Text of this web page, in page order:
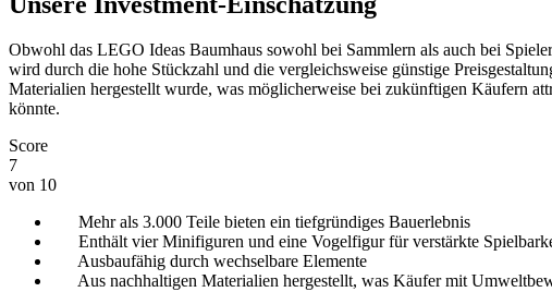
Obwohl das LEGO Ideas Baumhaus sowohl bei Sammlern als auch bei
wird durch die hohe Stückzahl und die vergleichsweise günstige
Materialien hergestellt wurde, was möglicherweise bei zukünftigen Käufern
könnte.
Score
7
von 10
Mehr als 3.000 Teile bieten ein tiefgründiges Bauerlebnis
Enthält vier Minifiguren und eine Vogelfigur für verstärkte
Ausbaufähig durch wechselbare Elemente
Aus nachhaltigen Materialien hergestellt, was Käufer mit